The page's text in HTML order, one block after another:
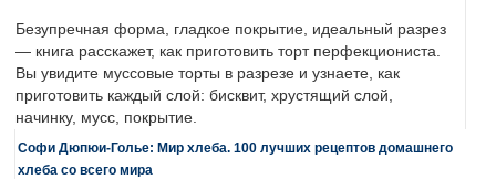
Безупречная форма, гладкое покрытие, идеальный разрез
— книга расскажет, как приготовить торт перфекциониста.
Вы увидите муссовые торты в разрезе и узнаете, как
приготовить каждый слой: бисквит, хрустящий слой,
начинку, мусс, покрытие.
Софи Дюпюи-Голье: Мир хлеба. 100 лучших рецептов домашнего
хлеба со всего мира